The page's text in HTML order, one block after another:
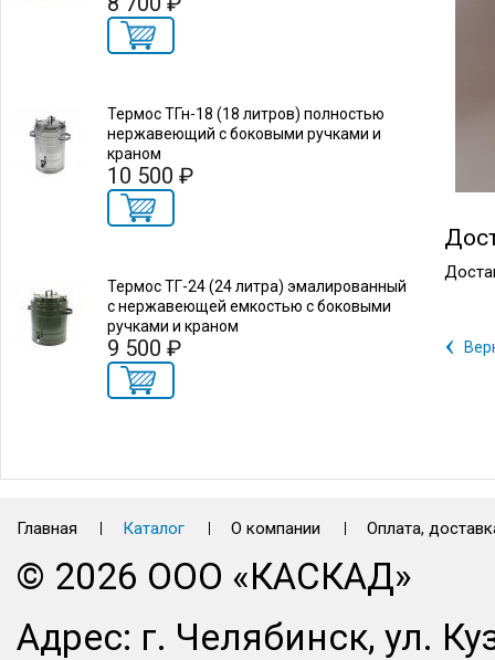
Термос ТГн-18 (18 литров) полностью
нержавеющий с боковыми ручками и
краном
10 500 ₽
Термос ТГ-24 (24 литра) эмалированный
с нержавеющей емкостью с боковыми
ручками и краном
9 500 ₽ ‹
Главная Каталог О компании Оплата,
© 2026 ООО «КАСКАД»
Адрес: г. Челябинск, ул.